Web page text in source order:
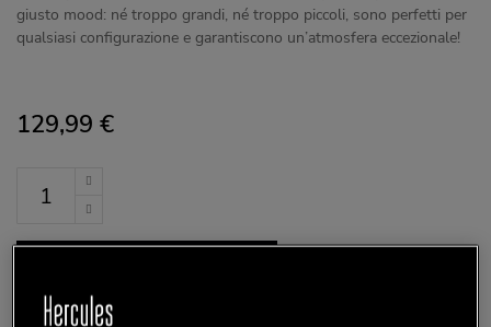
giusto mood: né troppo grandi, né troppo piccoli, sono perfetti per
qualsiasi configurazione e garantiscono un’atmosfera eccezionale!
129,99 €